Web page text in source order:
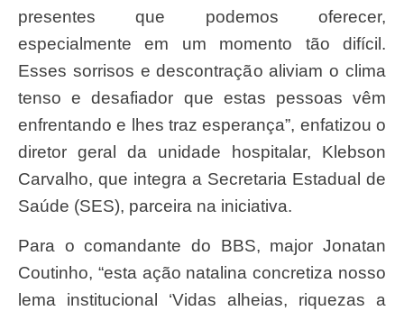
presentes que podemos oferecer,
especialmente em um momento tão difícil.
Esses sorrisos e descontração aliviam o clima
tenso e desafiador que estas pessoas vêm
enfrentando e lhes traz esperança”, enfatizou o
diretor geral da unidade hospitalar, Klebson
Carvalho, que integra a Secretaria Estadual de
Saúde (SES), parceira na iniciativa.
Para o comandante do BBS, major Jonatan
Coutinho, “esta ação natalina concretiza nosso
lema institucional ‘Vidas alheias, riquezas a